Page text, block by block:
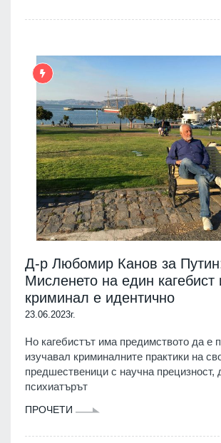
Д-р Любомир Канов за
Мисленето на един кагебист
криминал е идентично
23.06.2023г.
Но кагебистът има предимството да е
изучавал криминалните практики на
предшественици с научна прецизност,
психиатърът
ПРОЧЕТИ